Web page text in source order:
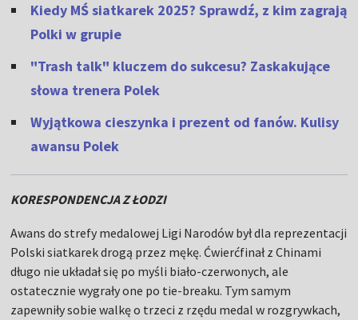
Kiedy MŚ siatkarek 2025? Sprawdź, z kim zagrają
Polki w grupie
"Trash talk" kluczem do sukcesu? Zaskakujące
słowa trenera Polek
Wyjątkowa cieszynka i prezent od fanów. Kulisy
awansu Polek
KORESPONDENCJA Z ŁODZI
Awans do strefy medalowej Ligi Narodów był dla reprezentacji
Polski siatkarek drogą przez mękę. Ćwierćfinał z Chinami
długo nie układał się po myśli biało-czerwonych, ale
ostatecznie wygrały one po tie-breaku. Tym samym
zapewniły sobie walkę o trzeci z rzędu medal w rozgrywkach,